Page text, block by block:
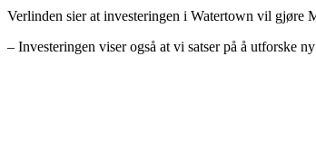
Verlinden sier at investeringen i Watertown vil gjøre
– Investeringen viser også at vi satser på å utforske